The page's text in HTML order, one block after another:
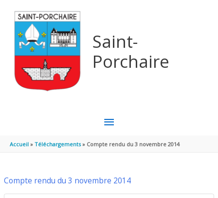
Saint-
Porchaire
MENU
PRINCIPAL
Accueil Téléchargements Compte rendu du 3 novembre 2014
Compte rendu du 3 novembre 2014